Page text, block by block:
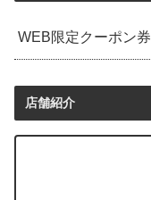
WEB限定クーポン券
店舗紹介